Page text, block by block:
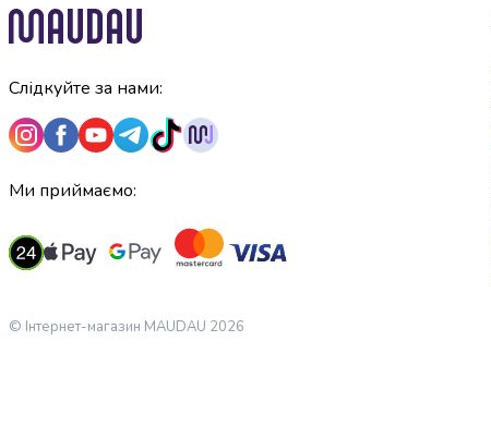
Бобові
Кускус
Пшенична
Манна
крупа
крупа
Ячна
крупа
Слідкуйте за нами:
Ми приймаємо:
© Інтернет-магазин MAUDAU 2026